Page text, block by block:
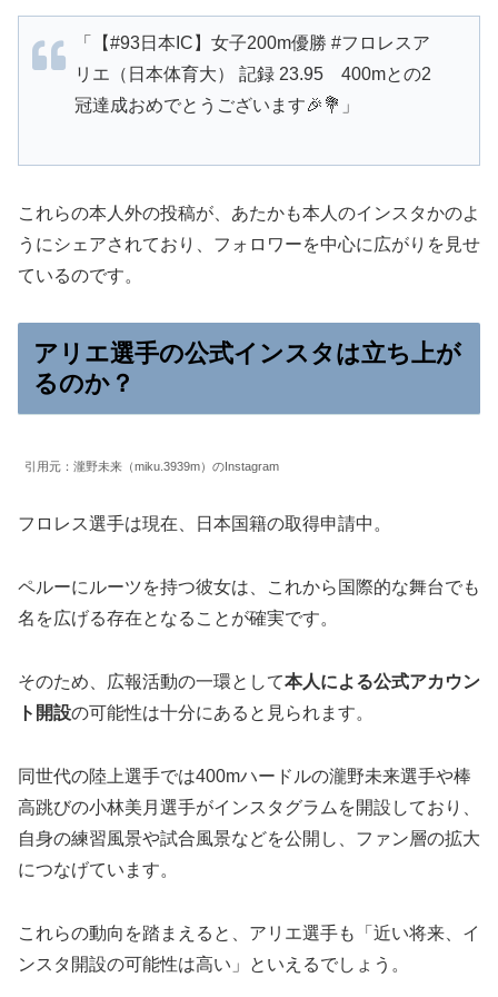
「【#93日本IC】女子200m優勝 #フロレスア
リエ（日本体育大） 記録 23.95 400mとの2
冠達成おめでとうございます🎉💐」
これらの本人外の投稿が、あたかも本人のインスタかのよ
うにシェアされており、フォロワーを中心に広がりを見せ
ているのです。
アリエ選手の公式インスタは立ち上が
るのか？
引用元：瀧野未来（miku.3939m）のInstagram
フロレス選手は現在、日本国籍の取得申請中。
ペルーにルーツを持つ彼女は、これから国際的な舞台でも
名を広げる存在となることが確実です。
そのため、広報活動の一環として本人による公式アカウン
ト開設の可能性は十分にあると見られます。
同世代の陸上選手では400mハードルの瀧野未来選手や棒
高跳びの小林美月選手がインスタグラムを開設しており、
自身の練習風景や試合風景などを公開し、ファン層の拡大
につなげています。
これらの動向を踏まえると、アリエ選手も「近い将来、イ
ンスタ開設の可能性は高い」といえるでしょう。